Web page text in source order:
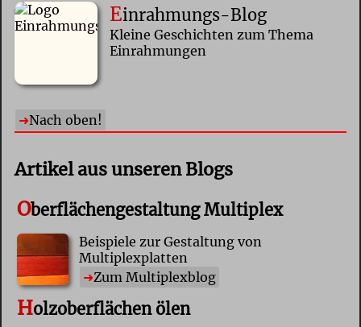
Einrahmungs-Blog
Kleine Geschichten zum Thema
Einrahmungen
Nach oben!
Artikel aus unseren Blogs
Oberflächengestaltung Multiplex
Beispiele zur Gestaltung von
Multiplexplatten
Zum Multiplexblog
Holzoberflächen ölen